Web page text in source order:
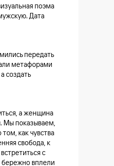
поэма
Дата
передать
метафорами
создать
а женщина
Мы показываем,
как чувства
свобода, к
с
бережно вплели